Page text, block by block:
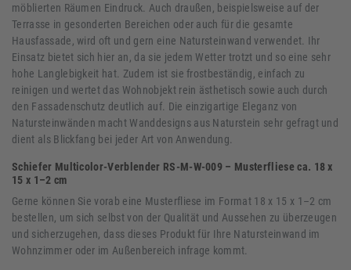
möblierten Räumen Eindruck. Auch draußen, beispielsweise auf der
Terrasse in gesonderten Bereichen oder auch für die gesamte
Hausfassade, wird oft und gern eine Natursteinwand verwendet. Ihr
Einsatz bietet sich hier an, da sie jedem Wetter trotzt und so eine sehr
hohe Langlebigkeit hat. Zudem ist sie frostbeständig, einfach zu
reinigen und wertet das Wohnobjekt rein ästhetisch sowie auch durch
den Fassadenschutz deutlich auf. Die einzigartige Eleganz von
Natursteinwänden macht Wanddesigns aus Naturstein sehr gefragt und
dient als Blickfang bei jeder Art von Anwendung.
Schiefer Multicolor-Verblender RS-M-W-009 – Musterfliese ca. 18 x
15 x 1–2 cm
Gerne können Sie vorab eine Musterfliese im Format 18 x 15 x 1–2 cm
bestellen, um sich selbst von der Qualität und Aussehen zu überzeugen
und sicherzugehen, dass dieses Produkt für Ihre Natursteinwand im
Wohnzimmer oder im Außenbereich infrage kommt.